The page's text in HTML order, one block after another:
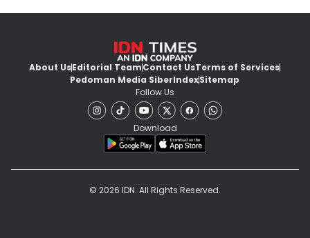
About UsEditorial TeamContact UsTerms of Services
Pedoman Media SiberIndexSitemap
Follow Us
Download
© 2026 IDN. All Rights Reserved.